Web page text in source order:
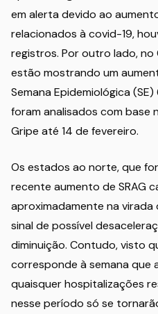
em alerta devido ao
relacionados à covid-19,
registros. Por outro lado,
estão mostrando um
Semana Epidemiológica
foram analisados com base
Gripe até 14 de fevereiro.
Os estados ao norte, que
recente aumento de SRAG
aproximadamente na
sinal de possível
diminuição. Contudo, visto
corresponde à semana que
quaisquer hospitalizações
nesse período só se